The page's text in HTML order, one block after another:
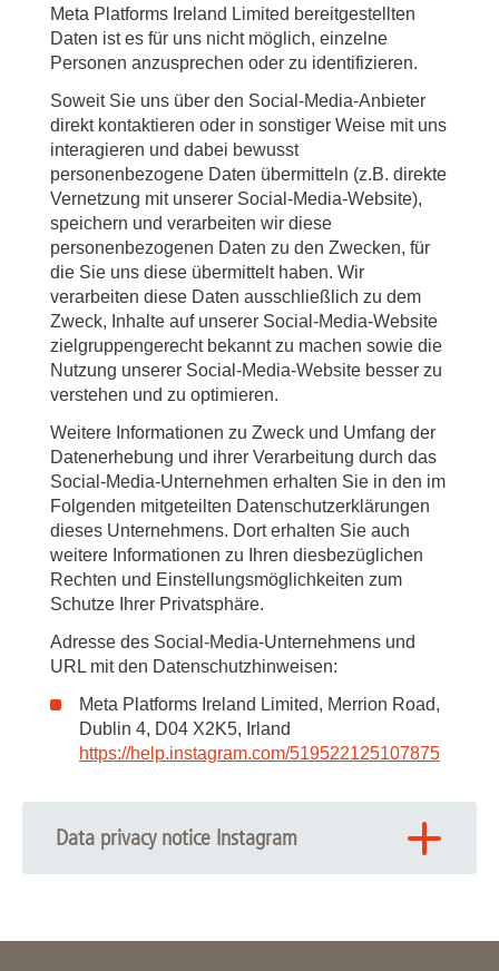
Meta Platforms Ireland Limited bereitgestellten
Daten ist es für uns nicht möglich, einzelne
Personen anzusprechen oder zu identifizieren.
Soweit Sie uns über den Social-Media-Anbieter
direkt kontaktieren oder in sonstiger Weise mit uns
interagieren und dabei bewusst
personenbezogene Daten übermitteln (z.B. direkte
Vernetzung mit unserer Social-Media-Website),
speichern und verarbeiten wir diese
personenbezogenen Daten zu den Zwecken, für
die Sie uns diese übermittelt haben. Wir
verarbeiten diese Daten ausschließlich zu dem
Zweck, Inhalte auf unserer Social-Media-Website
zielgruppengerecht bekannt zu machen sowie die
Nutzung unserer Social-Media-Website besser zu
verstehen und zu optimieren.
Weitere Informationen zu Zweck und Umfang der
Datenerhebung und ihrer Verarbeitung durch das
Social-Media-Unternehmen erhalten Sie in den im
Folgenden mitgeteilten Datenschutzerklärungen
dieses Unternehmens. Dort erhalten Sie auch
weitere Informationen zu Ihren diesbezüglichen
Rechten und Einstellungsmöglichkeiten zum
Schutze Ihrer Privatsphäre.
Adresse des Social-Media-Unternehmens und
URL mit den Datenschutzhinweisen:
Meta Platforms Ireland Limited, Merrion Road,
Dublin 4, D04 X2K5, Irland
https://help.instagram.com/519522125107875
Data privacy notice Instagram
You can find the MHH on Instagram with its own